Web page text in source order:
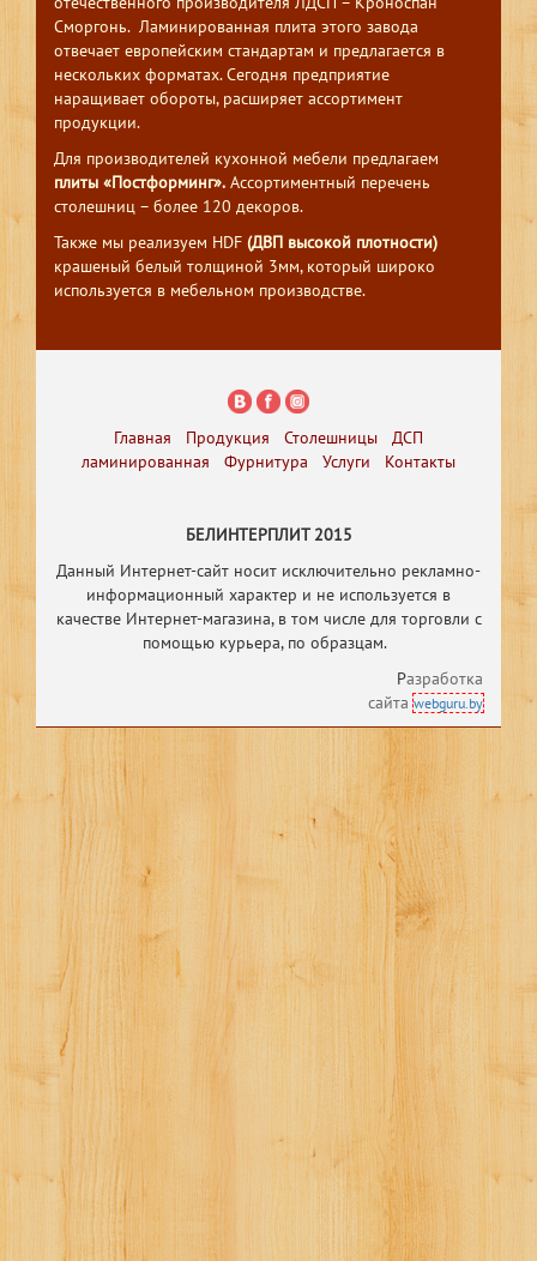
Сморгонь. Ламинированная плита этого завода
отвечает европейским стандартам и предлагается в
нескольких форматах. Сегодня предприятие
наращивает обороты, расширяет ассортимент
продукции.
Для производителей кухонной мебели предлагаем
плиты «Постформинг». Ассортиментный перечень
столешниц – более 120 декоров.
Также мы реализуем HDF (ДВП высокой плотности)
крашеный белый толщиной 3мм, который широко
используется в мебельном производстве.
Главная Продукция Столешницы
ДСП
ламинированная
Фурнитура Услуги Контакты
БЕЛИНТЕРПЛИТ 2015
Данный Интернет-сайт носит исключительно рекламно-
информационный характер и не используется в
качестве Интернет-магазина, в том числе для торговли с
помощью курьера, по образцам.
Разработка
сайтаwebguru.by